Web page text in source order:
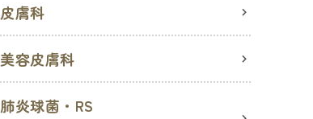
皮膚科
美容皮膚科
肺炎球菌・RS